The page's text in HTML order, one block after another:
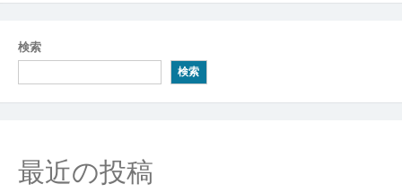
検索
検索
最近の投稿